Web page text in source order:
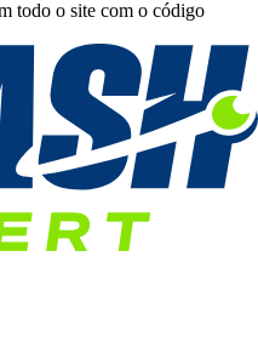
todo o site com o código